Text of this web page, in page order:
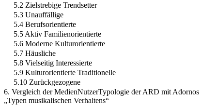
5.2 Zielstrebige Trendsetter
5.3 Unauffällige
5.4 Berufsorientierte
5.5 Aktiv Familienorientierte
5.6 Moderne Kulturorientierte
5.7 Häusliche
5.8 Vielseitig Interessierte
5.9 Kulturorientierte Traditionelle
5.10 Zurückgezogene
6. Vergleich der MedienNutzerTypologie der ARD mit Adornos
„Typen musikalischen Verhaltens“